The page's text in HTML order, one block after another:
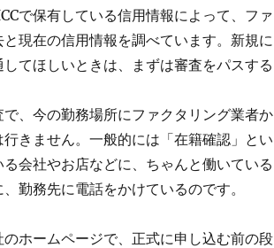
で保有している信用情報によって、ファ
現在の信用情報を調べています。新規に
てほしいときは、まずは審査をパスする
、今の勤務場所にファクタリング業者か
きません。一般的には「在籍確認」とい
会社やお店などに、ちゃんと働いている
勤務先に電話をかけているのです。
ホームページで、正式に申し込む前の段